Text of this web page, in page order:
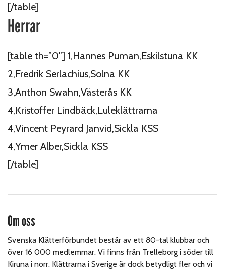
[/table]
Herrar
[table th=”0″] 1,Hannes Puman,Eskilstuna KK
2,Fredrik Serlachius,Solna KK
3,Anthon Swahn,Västerås KK
4,Kristoffer Lindbäck,Luleklättrarna
4,Vincent Peyrard Janvid,Sickla KSS
4,Ymer Alber,Sickla KSS
[/table]
Om oss
Svenska Klätterförbundet består av ett 80-tal klubbar och
över 16 000 medlemmar. Vi finns från Trelleborg i söder till
Kiruna i norr. Klättrarna i Sverige är dock betydligt fler och vi